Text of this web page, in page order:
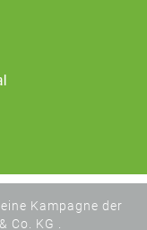
Kampagne der
Co. KG .